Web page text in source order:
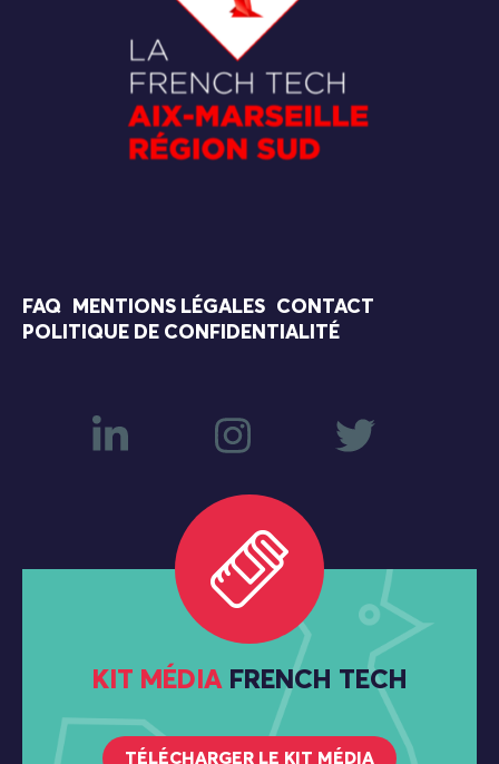
FAQ MENTIONS LÉGALES
CONTACT
POLITIQUE DE CONFIDENTIALITÉ
KIT MÉDIA FRENCH TECH
TÉLÉCHARGER LE KIT MÉDIA